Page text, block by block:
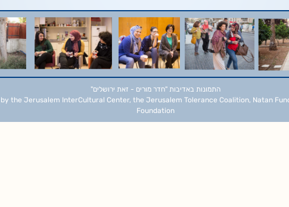
התמונות באדיבות "חדר מורים - זאת ירושלים"
the Jerusalem InterCultural Center, the Jerusalem Tolerance Coalition, Natan
Foundation